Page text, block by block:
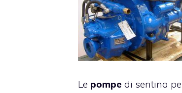
Le pompe di sentina